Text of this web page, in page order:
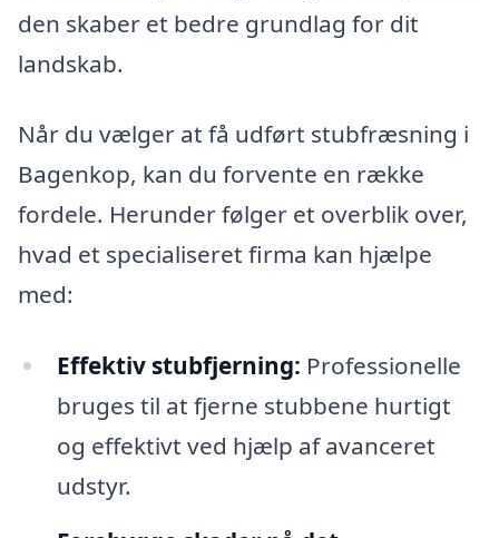
den skaber et bedre grundlag for dit
landskab.
Når du vælger at få udført stubfræsning i
Bagenkop, kan du forvente en række
fordele. Herunder følger et overblik over,
hvad et specialiseret firma kan hjælpe
med:
Effektiv stubfjerning: Professionelle
bruges til at fjerne stubbene hurtigt
og effektivt ved hjælp af avanceret
udstyr.